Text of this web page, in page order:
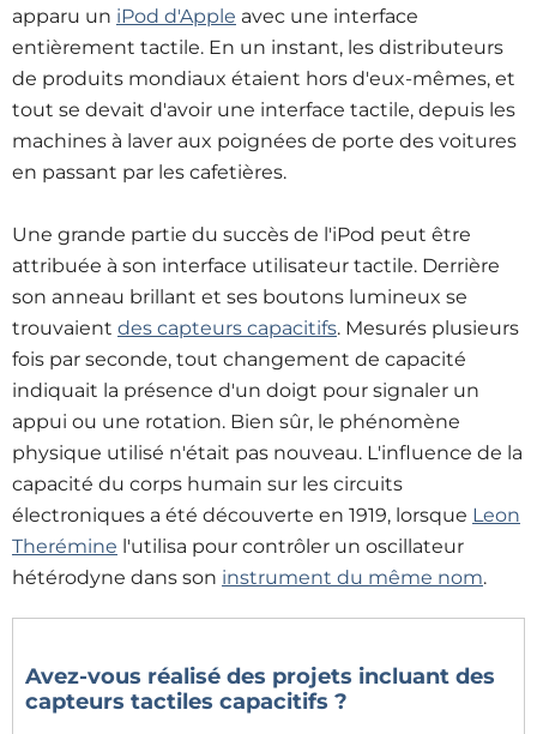
apparu un iPod d'Apple avec une interface
entièrement tactile. En un instant, les distributeurs
de produits mondiaux étaient hors d'eux-mêmes, et
tout se devait d'avoir une interface tactile, depuis les
machines à laver aux poignées de porte des voitures
en passant par les cafetières.
Une grande partie du succès de l'iPod peut être
attribuée à son interface utilisateur tactile. Derrière
son anneau brillant et ses boutons lumineux se
trouvaient des capteurs capacitifs. Mesurés plusieurs
fois par seconde, tout changement de capacité
indiquait la présence d'un doigt pour signaler un
appui ou une rotation. Bien sûr, le phénomène
physique utilisé n'était pas nouveau. L'influence de la
capacité du corps humain sur les circuits
électroniques a été découverte en 1919, lorsque Leon
Therémine l'utilisa pour contrôler un oscillateur
hétérodyne dans son instrument du même nom.
Avez-vous réalisé des projets incluant des
capteurs tactiles capacitifs ?